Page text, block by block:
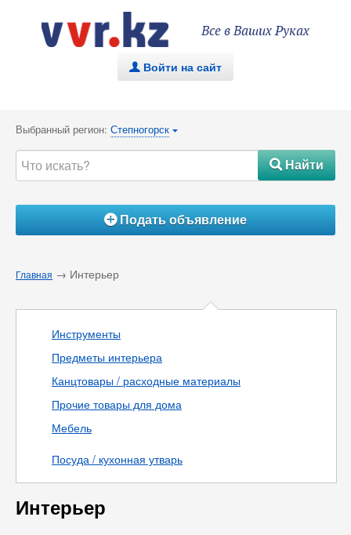
Все в Ваших Руках
. Войти на сайт
Выбранный регион: Степногорск {
#Найти
ÁПодать объявление
Главная → Интерьер
Инструменты
Предметы интерьера
Канцтовары / расходные материалы
Прочие товары для дома
Мебель
Посуда / кухонная утварь
Интерьер